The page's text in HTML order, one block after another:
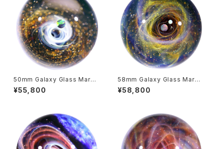
50mm Galaxy Glass Marbl
e 宇宙ガラスマーブル - オブジ
ェ no.M278
¥55,800
58mm Galaxy Glass Marbl
e 宇宙ガラスマーブル - オブジ
ェ no.M281
¥58,800